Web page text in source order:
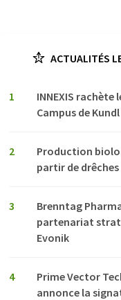
ACTUALITÉS
1
INNEXIS rachète
Campus de
2
Production
partir de drêches
3
Brenntag
partenariat
Evonik
4
Prime Vector
annonce la